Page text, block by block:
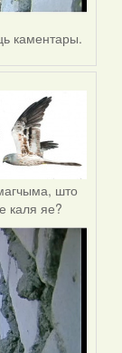
каментары.
што
каля яе?